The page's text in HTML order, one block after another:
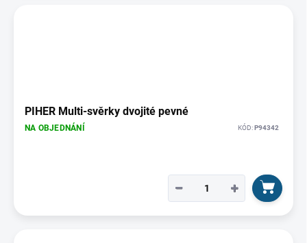
PIHER Multi-svěrky dvojité pevné
NA OBJEDNÁNÍ KÓD:P94342
+
−